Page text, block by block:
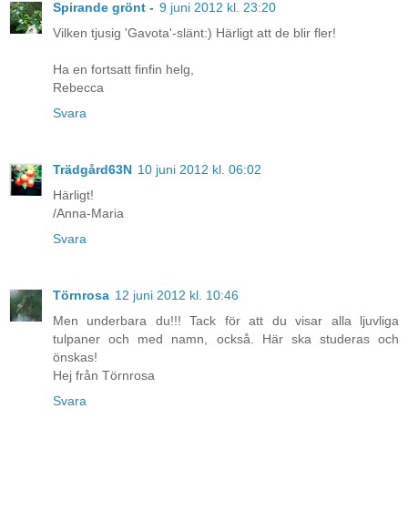
Spirande grönt - 9 juni 2012 kl. 23:20
Vilken tjusig 'Gavota'-slänt:) Härligt att de blir fler!
Ha en fortsatt finfin helg,
Rebecca
Svara
Trädgård63N 10 juni 2012 kl. 06:02
Härligt!
/Anna-Maria
Svara
Törnrosa 12 juni 2012 kl. 10:46
Men underbara du!!! Tack för att du visar alla ljuvliga
tulpaner och med namn, också. Här ska studeras och
önskas!
Hej från Törnrosa
Svara